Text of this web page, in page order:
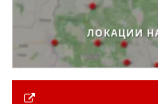
ЛОКАЦИИ